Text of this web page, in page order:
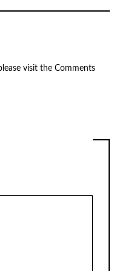
visit the Comments